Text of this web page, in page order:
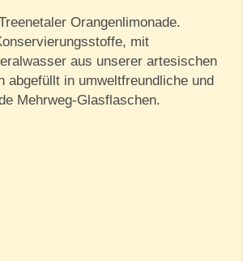
Orangenlimonade.
mit
aus unserer artesischen
abgefüllt in umweltfreundliche und
Mehrweg-Glasflaschen.